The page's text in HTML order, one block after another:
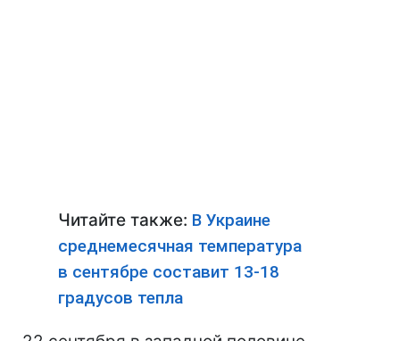
Читайте также: В Украине
среднемесячная температура
в сентябре составит 13-18
градусов тепла